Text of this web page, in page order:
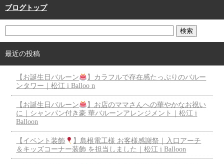
ブログトップ
最近の投稿
【お誕生日バルーン
】カラフルで存在感たっぷりのバルー
ンタワー｜松江 i Balloo n
【お誕生日バルーン
】お店のママさんへの華やかなお祝い
に｜シャンパン付き豪 華バルーンアレンジメント｜松江 i
Balloon
【イベント装飾
】島根電工様 お客様感謝祭｜入口アーチ
＆キッズコーナー装飾 を担当しました｜松江 i Balloon